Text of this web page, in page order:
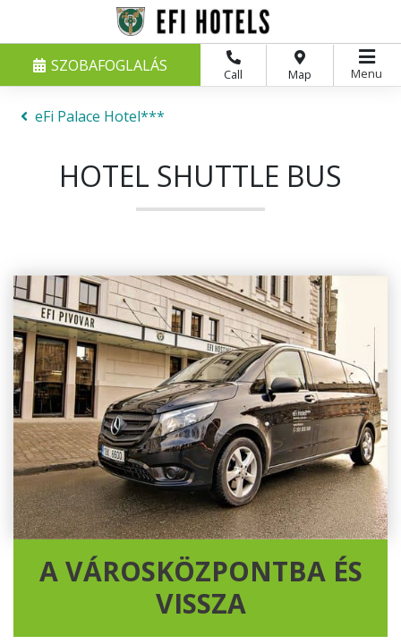
Call Map
SZOBAFOGLALÁS Menu
eFi Palace Hotel***
HOTEL SHUTTLE BUS
A VÁROSKÖZPONTBA ÉS
VISSZA